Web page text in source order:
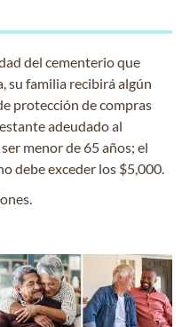
del cementerio que
su familia recibirá algún
protección de compras
adeudado al
menor de 65 años; el
debe exceder los $5,000.